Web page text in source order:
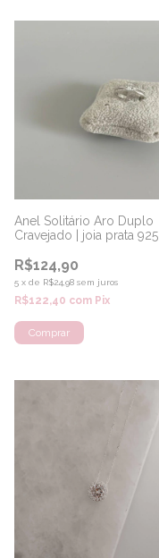
Anel Solitário Aro Duplo
Cravejado | joia prata 925
R$124,90
5 x de R$24,98 sem juros
R$122,40 com Pix
Comprar